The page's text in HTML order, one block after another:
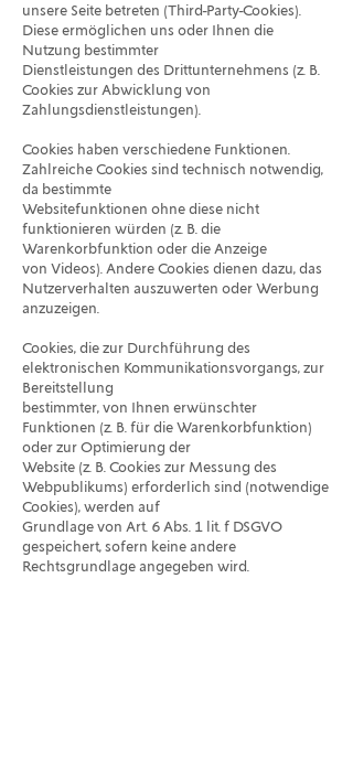
unsere Seite betreten (Third-Party-Cookies).
Diese ermöglichen uns oder Ihnen die
Nutzung bestimmter
Dienstleistungen des Drittunternehmens (z. B.
Cookies zur Abwicklung von
Zahlungsdienstleistungen).
Cookies haben verschiedene Funktionen.
Zahlreiche Cookies sind technisch notwendig,
da bestimmte
Websitefunktionen ohne diese nicht
funktionieren würden (z. B. die
Warenkorbfunktion oder die Anzeige
von Videos). Andere Cookies dienen dazu, das
Nutzerverhalten auszuwerten oder Werbung
anzuzeigen.
Cookies, die zur Durchführung des
elektronischen Kommunikationsvorgangs, zur
Bereitstellung
bestimmter, von Ihnen erwünschter
Funktionen (z. B. für die Warenkorbfunktion)
oder zur Optimierung der
Website (z. B. Cookies zur Messung des
Webpublikums) erforderlich sind (notwendige
Cookies), werden auf
Grundlage von Art. 6 Abs. 1 lit. f DSGVO
gespeichert, sofern keine andere
Rechtsgrundlage angegeben wird.